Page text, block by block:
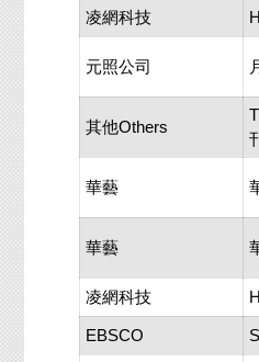
凌網科技
元照公司
其他Others
華藝
華藝
凌網科技
EBSCO